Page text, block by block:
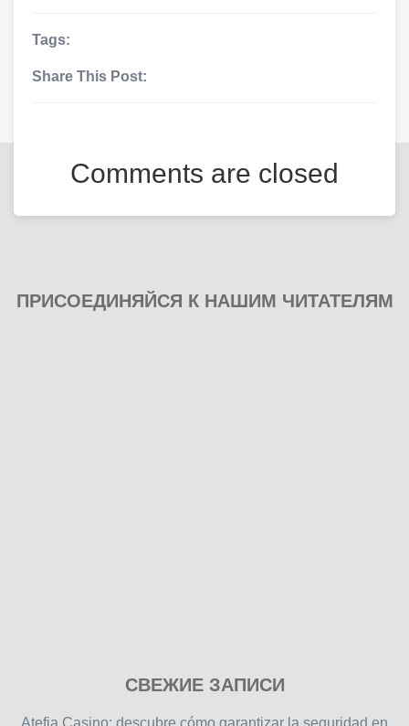
Tags:
Share This Post:
Comments are closed
ПРИСОЕДИНЯЙСЯ К НАШИМ ЧИТАТЕЛЯМ
free
СВЕЖИЕ ЗАПИСИ
Atefia Casino: descubre cómo garantizar la seguridad en